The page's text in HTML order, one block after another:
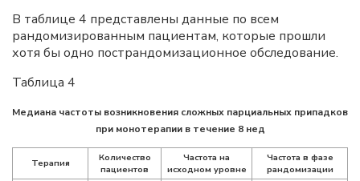
В таблице 4 представлены данные по всем
рандомизированным пациентам, которые прошли
хотя бы одно пострандомизационное обследование.
Таблица 4
Медиана частоты возникновения сложных парциальных припадков
при монотерапии в течение 8 нед
Терапия
Количество
пациентов
Частота на
исходном уровне
Частота в фазе
рандомизации